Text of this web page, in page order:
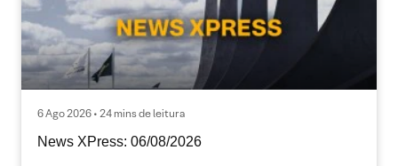
6 Ago 2026 • 24 mins de leitura
News XPress: 06/08/2026